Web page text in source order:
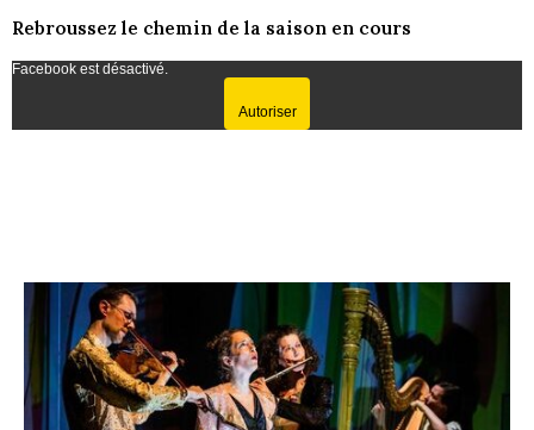
Rebroussez le chemin de la saison en cours
Facebook est désactivé.
Autoriser